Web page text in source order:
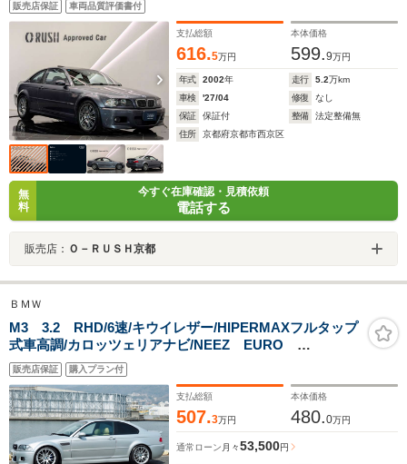
ペンション ドライブレコーダー 有償カラー 18AW
販売店保証 車両品質評価書付
支払総額
616.5万円
本体価格
599.9万円
年式 2002年 走行 5.2万km
車検
'27/04 修復
なし
保証
保証付 整備
法定整備無
住所
京都府京都市西京区
無
料
今すぐ在庫確認・見積依頼
電話する
販売店： Ｏ－ＲＵＳＨ京都
ＢＭＷ
M3 3.2 RHD/6速/キウイレザー/HIPERMAXフルタップ
式車高調/カロッツェリアナビ/NEEZ EURO
CROSS18(PIRELLI)/トランクスポイラー/ルーフスポイラ
ー/タワーバー/キャリパーP
販売店保証 購入プラン付
支払総額
507.3万円
本体価格
480.0万円
通常ローン 月々53,500円